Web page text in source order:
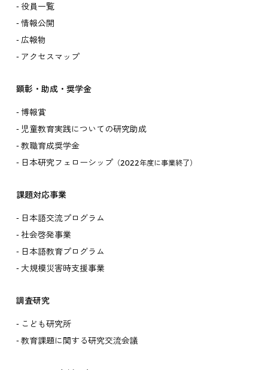
役員一覧
情報公開
広報物
アクセスマップ
顕彰・助成・奨学金
博報賞
児童教育実践についての研究助成
教職育成奨学金
日本研究フェローシップ（2022年度に事業終了）
課題対応事業
日本語交流プログラム
社会啓発事業
日本語教育プログラム
大規模災害時支援事業
調査研究
こども研究所
教育課題に関する研究交流会議